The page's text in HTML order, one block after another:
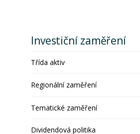
Investiční zaměření
Třída aktiv
Regionální zaměření
Tematické zaměření
Dividendová politika